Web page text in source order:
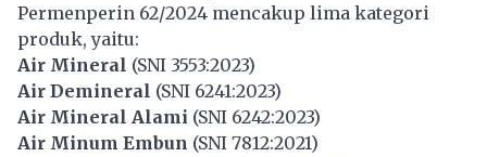
Permenperin 62/2024 mencakup lima kategori
produk, yaitu:
Air Mineral (SNI 3553:2023)
Air Demineral (SNI 6241:2023)
Air Mineral Alami (SNI 6242:2023)
Air Minum Embun (SNI 7812:2021)